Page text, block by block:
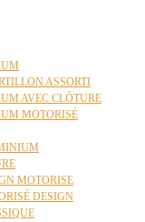
ASSORTI
AVEC CLÔTURE
MOTORISÉ
MOTORISE
DESIGN